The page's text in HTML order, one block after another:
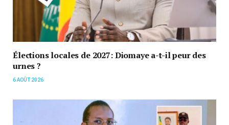
Élections locales de 2027: Diomaye a-t-il peur des
urnes ?
6 AOÛT 2026